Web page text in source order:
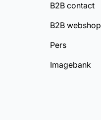
B2B contact
B2B webshop
Pers
Imagebank